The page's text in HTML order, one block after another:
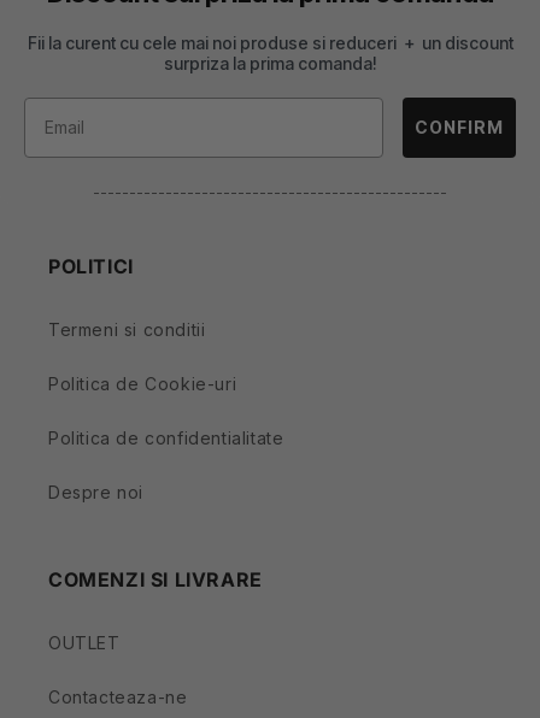
Fii la curent cu cele mai noi produse si reduceri + un discount
surpriza la prima comanda!
CONFIRM
-------------------------------------------------
POLITICI
Termeni si conditii
Politica de Cookie-uri
Politica de confidentialitate
Despre noi
COMENZI SI LIVRARE
OUTLET
Contacteaza-ne